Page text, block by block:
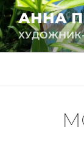
Перейти
к
содержимому
АННА